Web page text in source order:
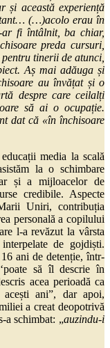
și această experiență
(…)acolo erau în
ar fi întâlnit, ba chiar,
preda cursuri,
tinerii de atunci,
Aș mai adăuga și
au învățat și o
despre care ceilalți
să ai o ocupație.
dat că «în închisoare
media la scală
la o schimbare
și a mijloacelor de
credibile. Aspecte
Uniri, contribuția
personală a copilului
l-a revăzut la vârsta
de gojdiști.
ani de detenție, într-
să îl descrie în
acea perioadă ca
ani”, dar apoi,
a creat deopotrivă
a schimbat: „auzindu-i